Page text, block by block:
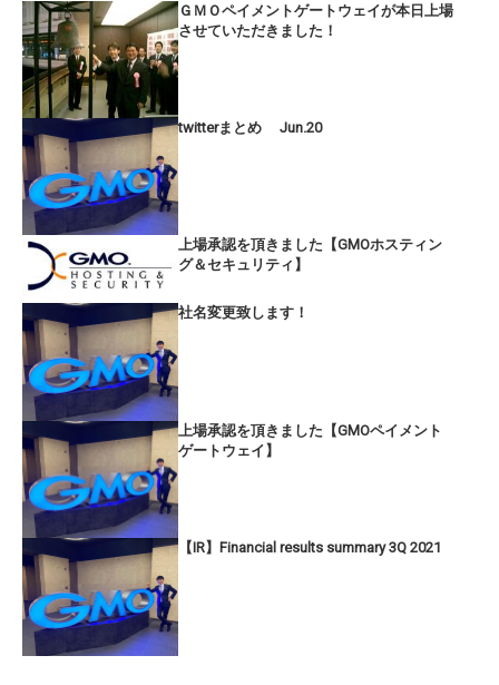
ＧＭＯペイメントゲートウェイが本日上場
させていただきました！
twitterまとめ Jun.20
上場承認を頂きました【GMOホスティン
グ＆セキュリティ】
社名変更致します！
上場承認を頂きました【GMOペイメント
ゲートウェイ】
【IR】Financial results summary 3Q 2021